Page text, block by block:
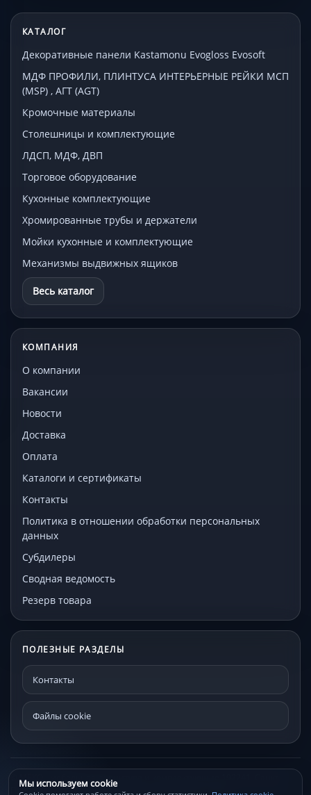
Мы используем cookie
КАТАЛОГ
Декоративные панели Kastamonu Evogloss Evosoft
МДФ ПРОФИЛИ, ПЛИНТУСА ИНТЕРЬЕРНЫЕ РЕЙКИ МСП
(MSP) , АГТ (AGT)
Кромочные материалы
Столешницы и комплектующие
ЛДСП, МДФ, ДВП
Торговое оборудование
Кухонные комплектующие
Хромированные трубы и держатели
Мойки кухонные и комплектующие
Механизмы выдвижных ящиков
Весь каталог
КОМПАНИЯ
О компании
Вакансии
Новости
Доставка
Оплата
Каталоги и сертификаты
Контакты
Политика в отношении обработки персональных
данных
Субдилеры
Сводная ведомость
Резерв товара
ПОЛЕЗНЫЕ РАЗДЕЛЫ
Контакты
Файлы cookie
© МЕКО - мебельная фурнитура и комплектующие 192241, Санкт-
Петербург, Проспект Александровской фермы, д. 29С